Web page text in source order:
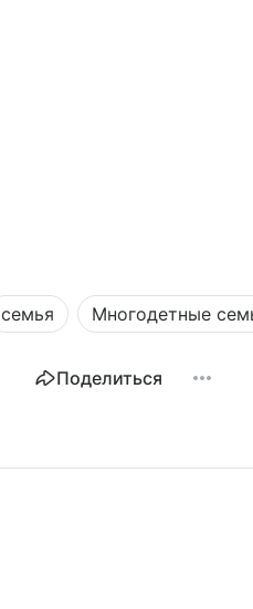
семья Многодетные
Поделиться